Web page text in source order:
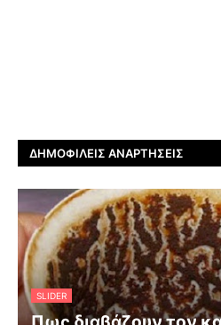
ΔΗΜΟΦΙΛΕΊΣ ΑΝΑΡΤΉΣΕΙΣ
SLIDER